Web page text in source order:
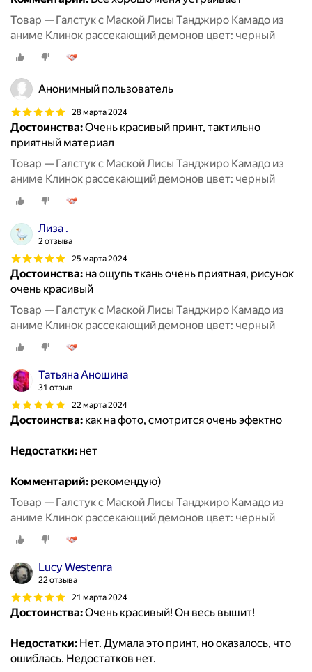
Товар — Галстук с Маской Лисы Танджиро Камадо из
аниме Клинок рассекающий демонов цвет: черный
Анонимный пользователь
28 марта 2024
Достоинства:Очень красивый принт, тактильно
приятный материал
Товар — Галстук с Маской Лисы Танджиро Камадо из
аниме Клинок рассекающий демонов цвет: черный
Лиза .
2 отзыва
25 марта 2024
Достоинства: на ощупь ткань очень приятная, рисунок
очень красивый
Товар — Галстук с Маской Лисы Танджиро Камадо из
аниме Клинок рассекающий демонов цвет: черный
Татьяна Аношина
31 отзыв
22 марта 2024
Достоинства: как на фото, смотрится очень эфектно
Недостатки: нет
Комментарий: рекомендую)
Товар — Галстук с Маской Лисы Танджиро Камадо из
аниме Клинок рассекающий демонов цвет: черный
Lucy Westenra
22 отзыва
21 марта 2024
Достоинства:Очень красивый! Он весь вышит!
Недостатки: Нет. Думала это принт, но оказалось, что
ошиблась. Недостатков нет.